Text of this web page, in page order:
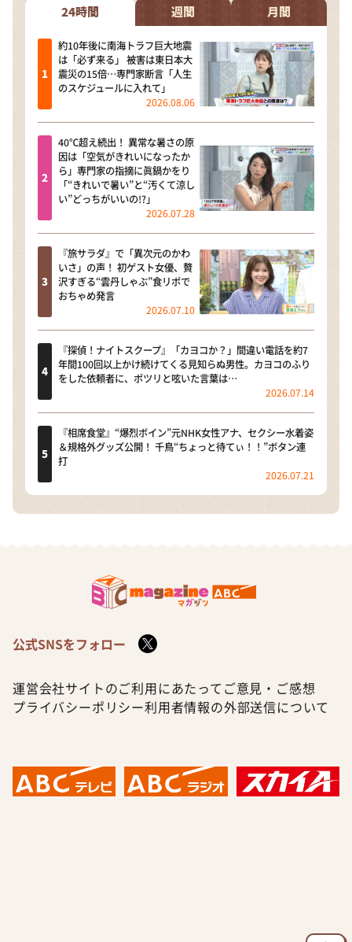
24時間 週間 月間
約10年後に南海トラフ巨大地震
は「必ず来る」 被害は東日本大
震災の15倍…専門家断言「人生
のスケジュールに入れて」
2026.08.06
40℃超え続出！ 異常な暑さの原
因は「空気がきれいになったか
ら」専門家の指摘に眞鍋かをり
「“きれいで暑い”と“汚くて涼し
い”どっちがいいの!?」
2026.07.28
『旅サラダ』で「異次元のかわ
いさ」の声！ 初ゲスト女優、贅
沢すぎる“雲丹しゃぶ”食リポで
おちゃめ発言
2026.07.10
『探偵！ナイトスクープ』「カヨコか？」間違い電話を約7
年間100回以上かけ続けてくる見知らぬ男性。カヨコのふり
をした依頼者に、ポツリと呟いた言葉は…
2026.07.14
『相席食堂』“爆烈ボイン”元NHK女性アナ、セクシー水着姿
＆規格外グッズ公開！ 千鳥“ちょっと待てぃ！！”ボタン連
打
2026.07.21
公式SNSをフォロー
運営会社サイトのご利用にあたって ご意見・ご感想
プライバシーポリシー利用者情報の外部送信について